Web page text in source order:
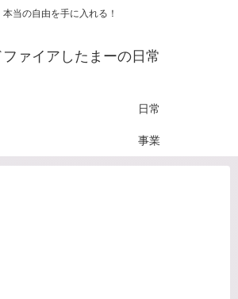
本当の自由を手に入れる！
ァイアしたまーの日常
日常
事業